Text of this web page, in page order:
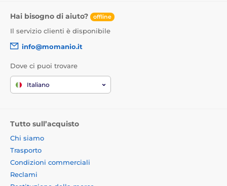
Hai bisogno di aiuto? offline
Il servizio clienti è disponibile
info@momanio.it
Dove ci puoi trovare
Italiano
Tutto sull’acquisto
Chi siamo
Trasporto
Condizioni commerciali
Reclami